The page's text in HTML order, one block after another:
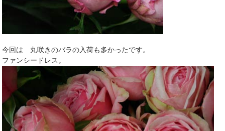
今回は 丸咲きのバラの入荷も多かったです。
ファンシードレス。